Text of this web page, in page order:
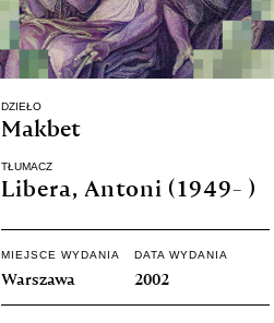
DZIEŁO
Makbet
TŁUMACZ
Libera, Antoni (1949- )
MIEJSCE WYDANIA
Warszawa
DATA WYDANIA
2002